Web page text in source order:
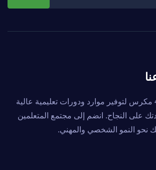
4programmer مكرس لتوفير موارد ودورات تعليمية عالية
على النجاح. انضم إلى مجتمع المتعلمين
نحو النمو الشخصي والمهني.